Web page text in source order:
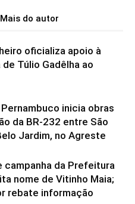
Mais do autor
oficializa apoio à
Túlio Gadêlha ao
inicia obras
da BR-232 entre São
Jardim, no Agreste
campanha da Prefeitura
nome de Vitinho Maia;
rebate informação